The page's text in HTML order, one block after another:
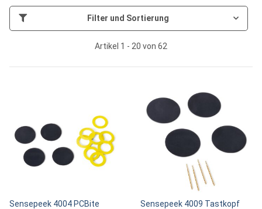
Filter und Sortierung
Artikel 1 - 20 von 62
Sensepeek 4004 PCBite
Sensepeek 4009 Tastkopf